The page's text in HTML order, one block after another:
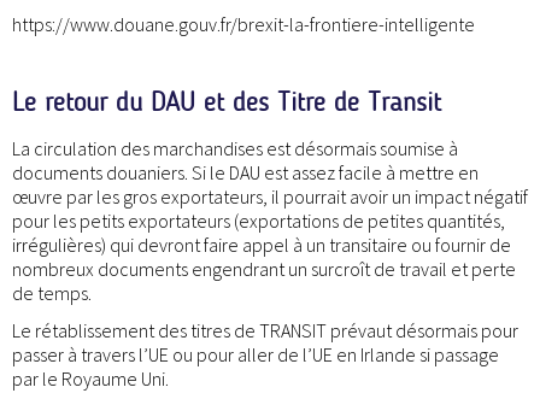
https://www.douane.gouv.fr/brexit-la-frontiere-intelligente
Le retour du DAU et des Titre de Transit
La circulation des marchandises est désormais soumise à
documents douaniers. Si le DAU est assez facile à mettre en
œuvre par les gros exportateurs, il pourrait avoir un impact négatif
pour les petits exportateurs (exportations de petites quantités,
irrégulières) qui devront faire appel à un transitaire ou fournir de
nombreux documents engendrant un surcroît de travail et perte
de temps.
Le rétablissement des titres de TRANSIT prévaut désormais pour
passer à travers l’UE ou pour aller de l’UE en Irlande si passage
par le Royaume Uni.